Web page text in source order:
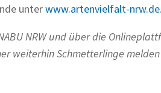
unterwww.artenvielfalt-nrw.de.
NRW und über die
weiterhin Schmetterlinge